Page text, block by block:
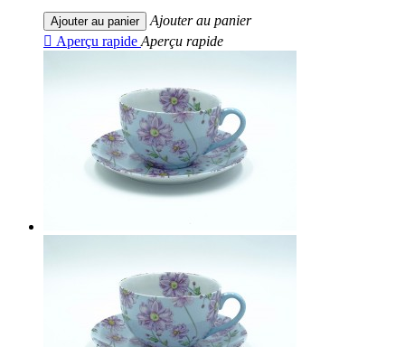
Ajouter au panier
Ajouter au panier
 Aperçu rapide Aperçu rapide